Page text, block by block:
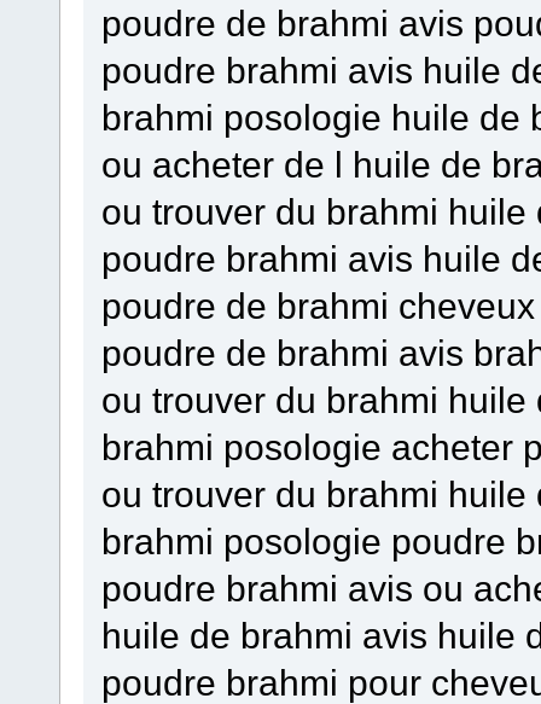
poudre de brahmi avis
poudre brahmi avis huile
brahmi posologie huile de
ou acheter de l huile de
ou trouver du brahmi
poudre brahmi avis huile
poudre de brahmi
poudre de brahmi avis
ou trouver du brahmi
brahmi posologie acheter
ou trouver du brahmi huile
brahmi posologie poudre
poudre brahmi avis ou
huile de brahmi avis huile
poudre brahmi pour